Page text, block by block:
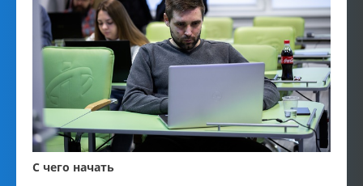
С чего начать